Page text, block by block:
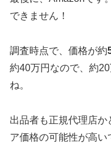
できません！
調査時点で、価格が約
約40万円なので、約
ね。
出品者も正規代理店か
ア価格の可能性が高い